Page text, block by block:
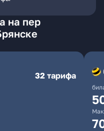
на пер
32 тарифа